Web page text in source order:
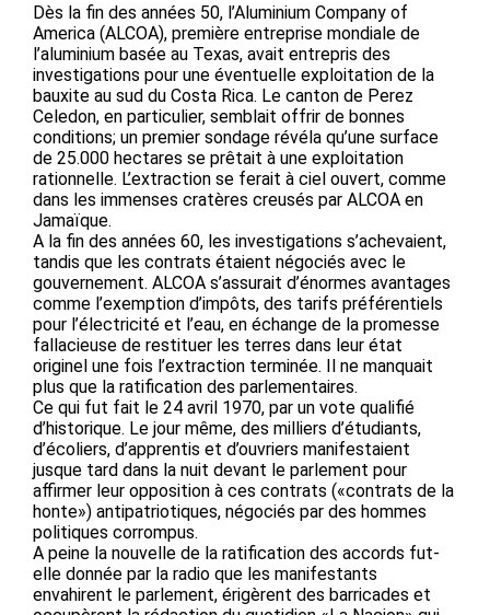
Dès la fin des années 50, l’Aluminium Company of
America (ALCOA), première entreprise mondiale de
l’aluminium basée au Texas, avait entrepris des
investigations pour une éventuelle exploitation de la
bauxite au sud du Costa Rica. Le canton de Perez
Celedon, en particulier, semblait offrir de bonnes
conditions; un premier sondage révéla qu’une surface
de 25.000 hectares se prêtait à une exploitation
rationnelle. L’extraction se ferait à ciel ouvert, comme
dans les immenses cratères creusés par ALCOA en
Jamaïque.
A la fin des années 60, les investigations s’achevaient,
tandis que les contrats étaient négociés avec le
gouvernement. ALCOA s’assurait d’énormes avantages
comme l’exemption d’impôts, des tarifs préférentiels
pour l’électricité et l’eau, en échange de la promesse
fallacieuse de restituer les terres dans leur état
originel une fois l’extraction terminée. Il ne manquait
plus que la ratification des parlementaires.
Ce qui fut fait le 24 avril 1970, par un vote qualifié
d’historique. Le jour même, des milliers d’étudiants,
d’écoliers, d’apprentis et d’ouvriers manifestaient
jusque tard dans la nuit devant le parlement pour
affirmer leur opposition à ces contrats («contrats de la
honte») antipatriotiques, négociés par des hommes
politiques corrompus.
A peine la nouvelle de la ratification des accords fut-
elle donnée par la radio que les manifestants
envahirent le parlement, érigèrent des barricades et